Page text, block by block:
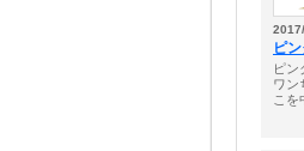
ピ
ピン
ワン
こを